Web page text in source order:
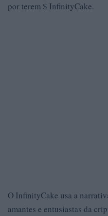
por terem $ InfinityCake.
O InfinityCake usa a
amantes e entusiastas da